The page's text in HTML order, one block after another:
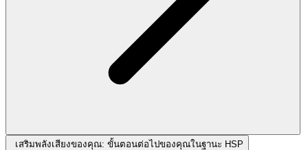
เสริมพลังเสียงของคุณ: ขั้นตอนต่อไปของคุณในฐานะ HSP